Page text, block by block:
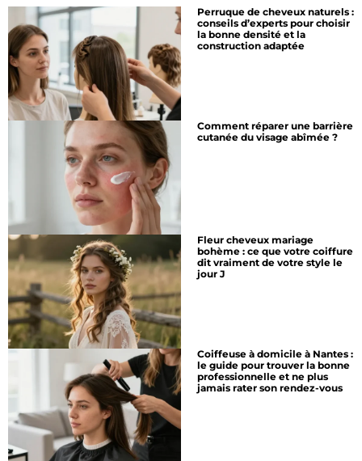
Perruque de cheveux naturels :
conseils d’experts pour choisir
la bonne densité et la
construction adaptée
Comment réparer une barrière
cutanée du visage abîmée ?
Fleur cheveux mariage
bohème : ce que votre coiffure
dit vraiment de votre style le
jour J
Coiffeuse à domicile à Nantes :
le guide pour trouver la bonne
professionnelle et ne plus
jamais rater son rendez-vous